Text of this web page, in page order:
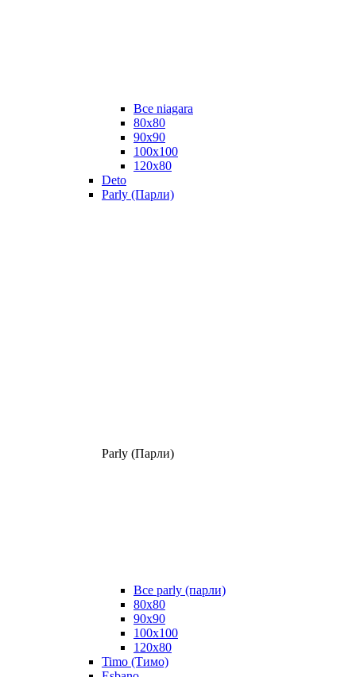
Все niagara
80x80
90x90
100x100
120x80
Deto
Parly (Парли)
Parly (Парли)
Все parly (парли)
80x80
90x90
100x100
120x80
Timo (Тимо)